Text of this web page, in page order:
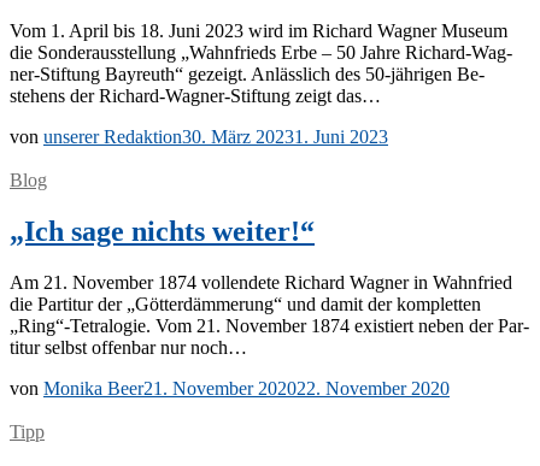
Vom 1. April bis 18. Juni 2023 wird im Ri­chard Wag­ner Mu­se­um
die Son­der­aus­stel­lung „Wahn­frieds Erbe – 50 Jah­re Ri­­chard-Wa­g­­
ner-Stif­­tung Bay­reuth“ ge­zeigt. An­läss­lich des 50-jäh­ri­­gen Be­
stehens der Ri­­chard-Wa­g­­ner-Stif­­tung zeigt das…
von unserer Redaktion30. März 20231. Juni 2023
Blog
„Ich sage nichts weiter!“
Am 21. No­vem­ber 1874 voll­ende­te Ri­chard Wag­ner in Wahn­fried
die Par­ti­tur der „Göt­ter­däm­me­rung“ und da­mit der kom­plet­ten
„Ring“-Tetralogie. Vom 21. No­vem­ber 1874 exis­tiert ne­ben der Par­
ti­tur selbst of­fen­bar nur noch…
von Monika Beer21. November 202022. November 2020
Tipp